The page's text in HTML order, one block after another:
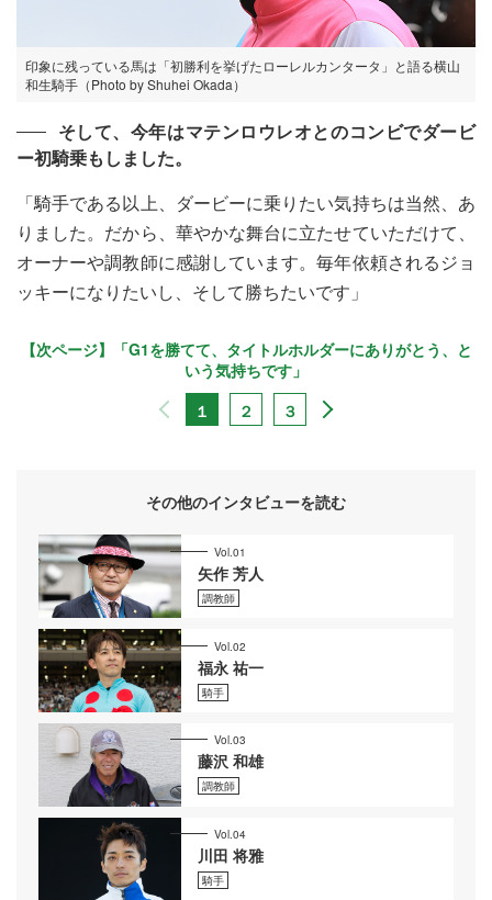
印象に残っている馬は「初勝利を挙げたローレルカンタータ」と語る横山
和生騎手（Photo by Shuhei Okada）
そして、今年はマテンロウレオとのコンビでダービ
ー初騎乗もしました。
「騎手である以上、ダービーに乗りたい気持ちは当然、あ
りました。だから、華やかな舞台に立たせていただけて、
オーナーや調教師に感謝しています。毎年依頼されるジョ
ッキーになりたいし、そして勝ちたいです」
【次ページ】「G1を勝てて、タイトルホルダーにありがとう、と
いう気持ちです」
１
２ ３
その他のインタビューを読む
Vol.01
矢作 芳人
調教師
Vol.02
福永 祐一
騎手
Vol.03
藤沢 和雄
調教師
Vol.04
川田 将雅
騎手